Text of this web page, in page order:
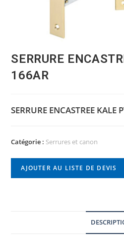
SERRURE
166AR
SERRURE ENCASTREE KALE
Catégorie : Serrures et canon
AJOUTER AU LISTE DE DEVIS